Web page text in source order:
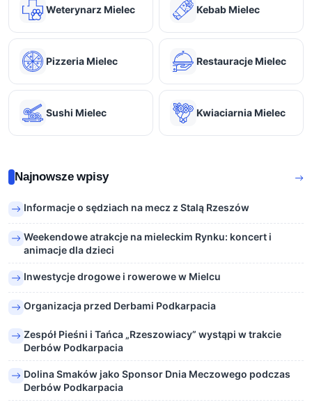
Weterynarz Mielec Kebab Mielec
Pizzeria Mielec Restauracje Mielec
Sushi Mielec Kwiaciarnia Mielec
Najnowsze wpisy
Informacje o sędziach na mecz z Stalą Rzeszów
Weekendowe atrakcje na mieleckim Rynku: koncert i
animacje dla dzieci
Inwestycje drogowe i rowerowe w Mielcu
Organizacja przed Derbami Podkarpacia
Zespół Pieśni i Tańca „Rzeszowiacy” wystąpi w trakcie
Derbów Podkarpacia
Dolina Smaków jako Sponsor Dnia Meczowego podczas
Derbów Podkarpacia